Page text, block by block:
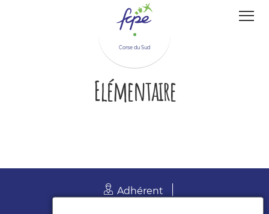
Corse du Sud
Elémentaire
Adhérent